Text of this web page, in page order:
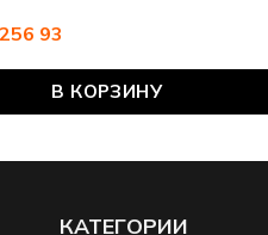
93
В КОРЗИНУ
КАТЕГОРИИ